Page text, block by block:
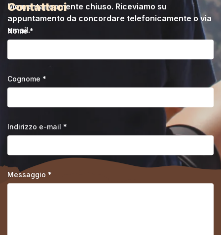
Momentaneamente chiuso. Riceviamo su
appuntamento da concordare telefonicamente o via
email.
Contattaci
Nome *
Cognome *
Indirizzo e-mail *
Messaggio *